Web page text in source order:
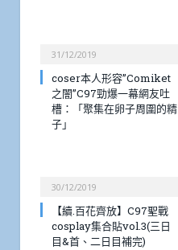
31/12/2019
coser本人形容”Comiket
之闇”C97勁爆一幕網友吐
槽：「聚集在卵子周圍的精
子」
30/12/2019
【續.百花齊放】C97聖戰
cosplay集合貼vol.3(三日
目&首、二日目補完)